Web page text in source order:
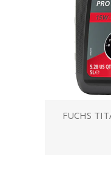
FUCHS